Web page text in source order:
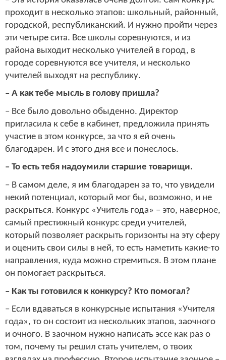
проходит в несколько этапов: школьный, районный,
городской, республиканский. И нужно пройти через
эти четыре сита. Все школы соревнуются, и из
района выходит несколько учителей в город, в
городе соревнуются все учителя, и несколько
учителей выходят на республику.
– А как тебе мысль в голову пришла?
– Все было довольно обыденно. Директор
пригласила к себе в кабинет, предложила принять
участие в этом конкурсе, за что я ей очень
благодарен. И с этого дня все и понеслось.
– То есть тебя надоумили старшие товарищи.
– В самом деле, я им благодарен за то, что увидели
некий потенциал, который мог бы, возможно, и не
раскрыться. Конкурс «Учитель года» – это, наверное,
самый престижный конкурс среди учителей,
который позволяет раскрыть горизонты на эту сферу
и оценить свои силы в ней, то есть наметить какие-то
направления, куда можно стремиться. В этом плане
он помогает раскрыться.
– Как ты готовился к конкурсу? Кто помогал?
– Если вдаваться в конкурсные испытания «Учителя
года», то он состоит из нескольких этапов, заочного
и очного. В заочном нужно написать эссе как раз о
том, почему ты решил стать учителем, о твоих